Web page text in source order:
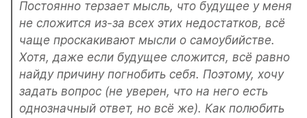
Постоянно терзает мысль, что будущее у меня
не сложится из-за всех этих недостатков, всё
чаще проскакивают мысли о самоубийстве.
Хотя, даже если будущее сложится, всё равно
найду причину погнобить себя. Поэтому, хочу
задать вопрос (не уверен, что на него есть
однозначный ответ, но всё же). Как полюбить